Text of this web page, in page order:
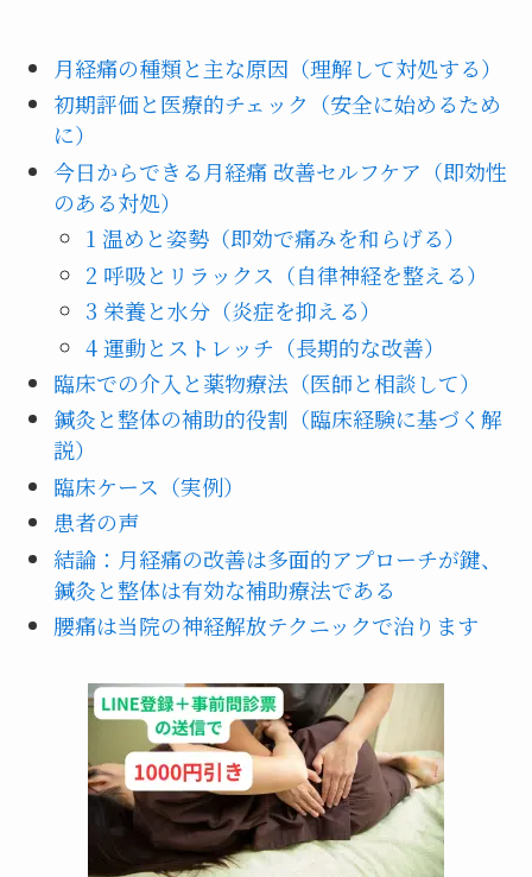
月経痛の種類と主な原因（理解して対処する）
初期評価と医療的チェック（安全に始めるため
に）
今日からできる月経痛 改善セルフケア（即効性
のある対処）
1 温めと姿勢（即効で痛みを和らげる）
2 呼吸とリラックス（自律神経を整える）
3 栄養と水分（炎症を抑える）
4 運動とストレッチ（長期的な改善）
臨床での介入と薬物療法（医師と相談して）
鍼灸と整体の補助的役割（臨床経験に基づく解
説）
臨床ケース（実例）
患者の声
結論：月経痛の改善は多面的アプローチが鍵、
鍼灸と整体は有効な補助療法である
腰痛は当院の神経解放テクニックで治ります